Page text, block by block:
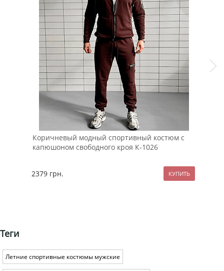
Коричневый модный спортивный костюм с
капюшоном свободного кроя К-1026
2379 грн.
Теги
Летние спортивные костюмы мужские